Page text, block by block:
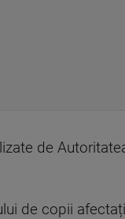
de
de copii